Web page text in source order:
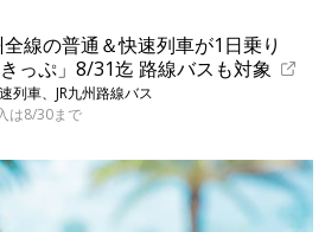
線の普通＆快速列車が1日乗り
っぷ」8/31迄 路線バスも対象
列車、JR九州路線バス
は8/30まで